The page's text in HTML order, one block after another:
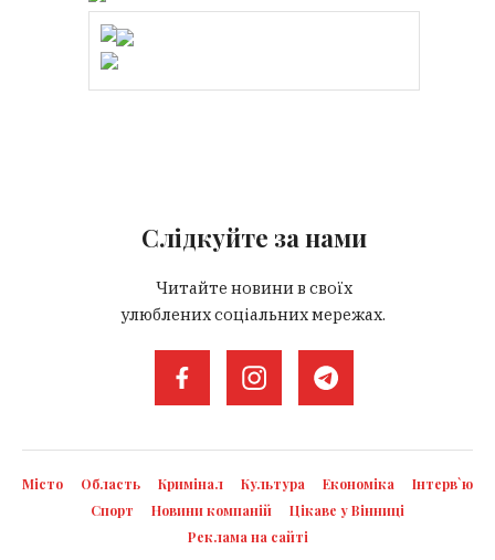
Слідкуйте за нами
Читайте новини в своїх
улюблених соціальних мережах.
Місто Область Кримінал Культура Економіка
Інтерв`ю
Спорт
Новини компаній
Цікаве у Вінниці
Реклама на сайті